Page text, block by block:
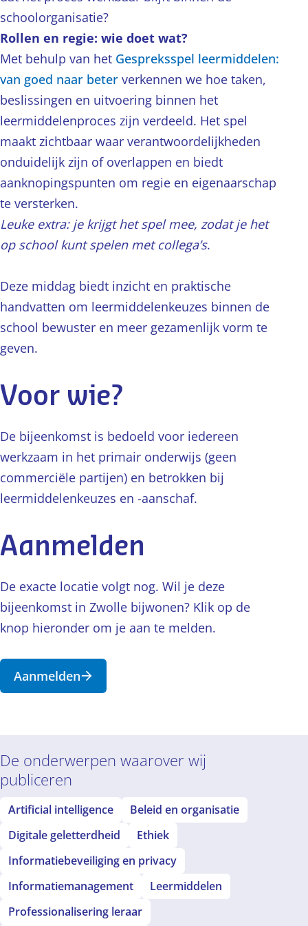
schoolorganisatie?
Rollen en regie: wie doet wat?
Met behulp van het Gespreksspel leermiddelen:
van goed naar beter verkennen we hoe taken,
beslissingen en uitvoering binnen het
leermiddelenproces zijn verdeeld. Het spel
maakt zichtbaar waar verantwoordelijkheden
onduidelijk zijn of overlappen en biedt
aanknopingspunten om regie en eigenaarschap
te versterken.
Leuke extra: je krijgt het spel mee, zodat je het
op school kunt spelen met collega’s.
Deze middag biedt inzicht en praktische
handvatten om leermiddelenkeuzes binnen de
school bewuster en meer gezamenlijk vorm te
geven.
Voor wie?
De bijeenkomst is bedoeld voor iedereen
werkzaam in het primair onderwijs (geen
commerciële partijen) en betrokken bij
leermiddelenkeuzes en -aanschaf.
Aanmelden
De exacte locatie volgt nog. Wil je deze
bijeenkomst in Zwolle bijwonen? Klik op de
knop hieronder om je aan te melden.
Aanmelden
De onderwerpen waarover wij
publiceren
Artificial intelligence
Beleid en organisatie
Digitale geletterdheid
Ethiek
Informatiebeveiliging en privacy
Informatiemanagement
Leermiddelen
Professionalisering leraar